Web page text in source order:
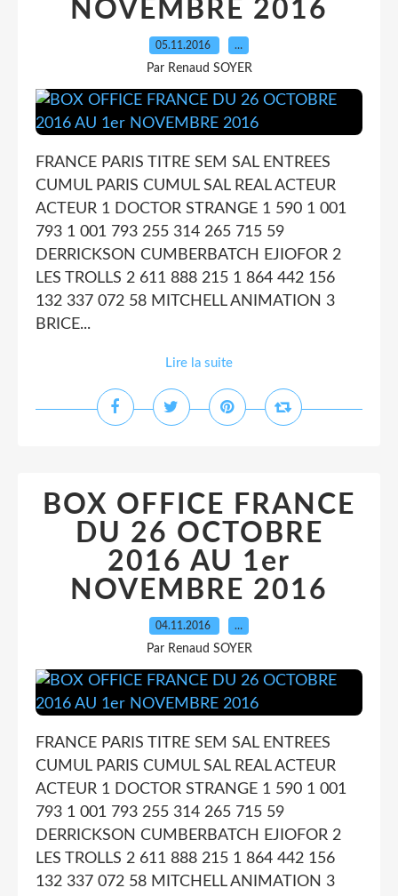
NOVEMBRE 2016
05.11.2016 …
Par Renaud SOYER
FRANCE PARIS TITRE SEM SAL ENTREES
CUMUL PARIS CUMUL SAL REAL ACTEUR
ACTEUR 1 DOCTOR STRANGE 1 590 1 001
793 1 001 793 255 314 265 715 59
DERRICKSON CUMBERBATCH EJIOFOR 2
LES TROLLS 2 611 888 215 1 864 442 156
132 337 072 58 MITCHELL ANIMATION 3
BRICE...
Lire la suite
BOX OFFICE FRANCE
DU 26 OCTOBRE
2016 AU 1er
NOVEMBRE 2016
04.11.2016 …
Par Renaud SOYER
FRANCE PARIS TITRE SEM SAL ENTREES
CUMUL PARIS CUMUL SAL REAL ACTEUR
ACTEUR 1 DOCTOR STRANGE 1 590 1 001
793 1 001 793 255 314 265 715 59
DERRICKSON CUMBERBATCH EJIOFOR 2
LES TROLLS 2 611 888 215 1 864 442 156
132 337 072 58 MITCHELL ANIMATION 3